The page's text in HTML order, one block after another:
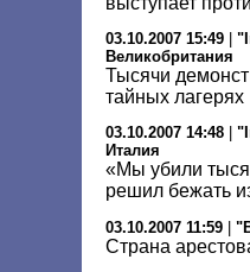
03.10.2007 15:49
Великобритания
Тысячи
тайных
03.10.2007 14:48
Италия
«Мы убили
решил бежать
03.10.2007 11:59 |
Страна